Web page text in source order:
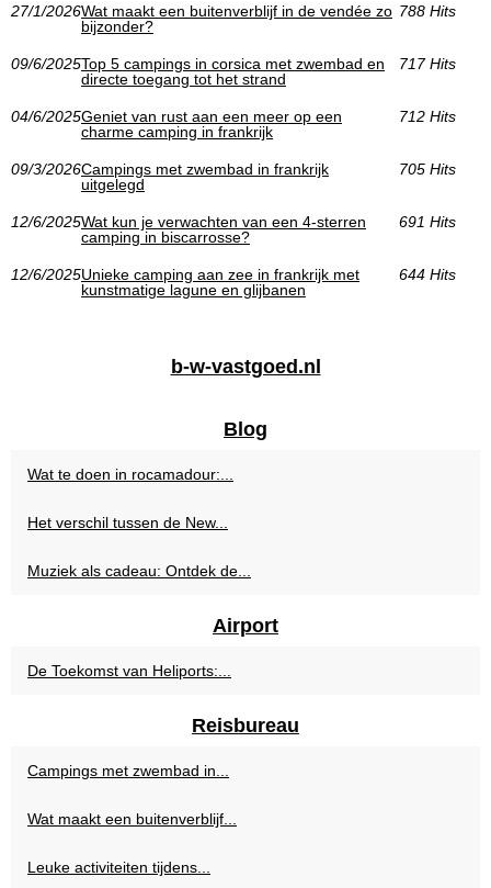
27/1/2026Wat maakt een buitenverblijf in de vendée zo
bijzonder?
788 Hits
09/6/2025Top 5 campings in corsica met zwembad en
directe toegang tot het strand
717 Hits
04/6/2025Geniet van rust aan een meer op een
charme camping in frankrijk
712 Hits
09/3/2026Campings met zwembad in frankrijk
uitgelegd
705 Hits
12/6/2025Wat kun je verwachten van een 4-sterren
camping in biscarrosse?
691 Hits
12/6/2025Unieke camping aan zee in frankrijk met
kunstmatige lagune en glijbanen
644 Hits
b-w-vastgoed.nl
Blog
Wat te doen in rocamadour:...
Het verschil tussen de New...
Muziek als cadeau: Ontdek de...
Airport
De Toekomst van Heliports:...
Reisbureau
Campings met zwembad in...
Wat maakt een buitenverblijf...
Leuke activiteiten tijdens...